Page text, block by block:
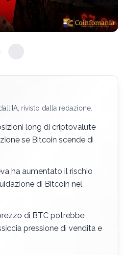
rivisto dalla redazione.
long di criptovalute
se Bitcoin scende di
ha aumentato il rischio
di Bitcoin nel
di BTC potrebbe
pressione di vendita e